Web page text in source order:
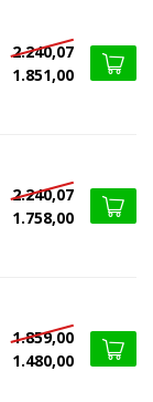
2.240,07
1.851,00
2.240,07
1.758,00
1.859,00
1.480,00